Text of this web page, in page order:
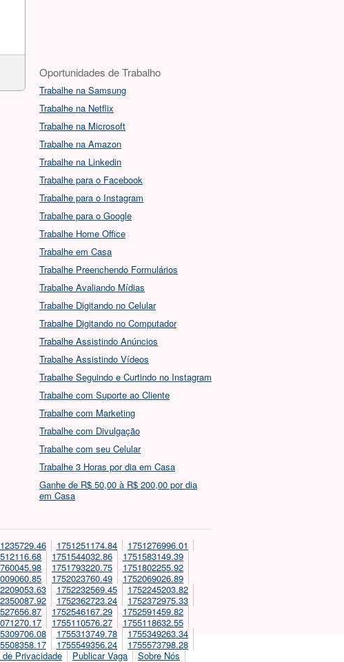
Oportunidades de Trabalho
Trabalhe na Samsung
Trabalhe na Netflix
Trabalhe na Microsoft
Trabalhe na Amazon
Trabalhe na Linkedin
Trabalhe para o Facebook
Trabalhe para o Instagram
Trabalhe para o Google
Trabalhe Home Office
Trabalhe em Casa
Trabalhe Preenchendo Formulários
Trabalhe Avaliando Mídias
Trabalhe Digitando no Celular
Trabalhe Digitando no Computador
Trabalhe Assistindo Anúncios
Trabalhe Assistindo Vídeos
Trabalhe Seguindo e Curtindo no Instagram
Trabalhe com Suporte ao Cliente
Trabalhe com Marketing
Trabalhe com Divulgação
Trabalhe com seu Celular
Trabalhe 3 Horas por dia em Casa
Ganhe de R$ 50,00 à R$ 200,00 por dia
em Casa
1751251174.84
1751276996.01
1751544032.86
1751583149.39
1751793220.75
1751802255.92
1752023760.49
1752069026.89
1752232569.45
1752245203.82
1752362723.24
1752372975.33
1752546167.29
1752591459.82
1755110576.27
1755118632.55
1755313749.78
1755349263.34
1755549356.24
1755573798.28
Privacidade Publicar Vaga
Sobre Nós